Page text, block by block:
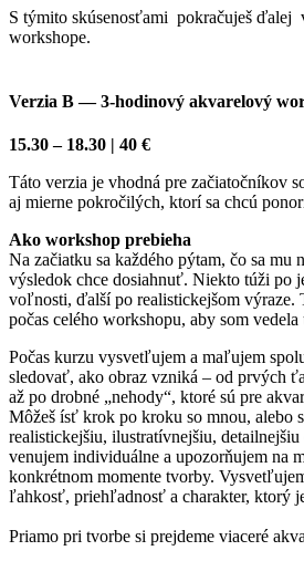
S týmito skúsenosťami pokračuješ ďalej
workshope.
Verzia B — 3-hodinový akvarelový
15.30 – 18.30 | 40 €
Táto verzia je vhodná pre začiatočníkov
aj mierne pokročilých, ktorí sa chcú
Ako workshop prebieha
Na začiatku sa každého pýtam, čo sa mu
výsledok chce dosiahnuť. Niekto túži po
voľnosti, ďalší po realistickejšom výraze.
počas celého workshopu, aby som
Počas kurzu vysvetľujem a maľujem
sledovať, ako obraz vzniká – od prvých
až po drobné „nehody“, ktoré sú pre
Môžeš ísť krok po kroku so mnou, alebo
realistickejšiu, ilustratívnejšiu,
venujem individuálne a upozorňujem na
konkrétnom momente tvorby.
ľahkosť, priehľadnosť a charakter, ktorý
Priamo pri tvorbe si prejdeme viaceré